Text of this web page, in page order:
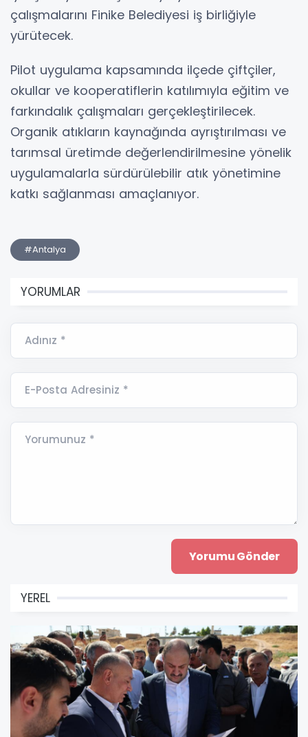
çalışmalarını Finike Belediyesi iş birliğiyle
yürütecek.
Pilot uygulama kapsamında ilçede çiftçiler,
okullar ve kooperatiflerin katılımıyla eğitim ve
farkındalık çalışmaları gerçekleştirilecek.
Organik atıkların kaynağında ayrıştırılması ve
tarımsal üretimde değerlendirilmesine yönelik
uygulamalarla sürdürülebilir atık yönetimine
katkı sağlanması amaçlanıyor.
#Antalya
YORUMLAR
Adınız *
E-Posta Adresiniz *
Yorumunuz *
YEREL